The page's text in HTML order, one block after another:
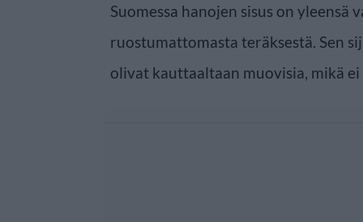
Suomessa hanojen sisus on yleensä
ruostumattomasta teräksestä. Sen
olivat kauttaaltaan muovisia, mikä